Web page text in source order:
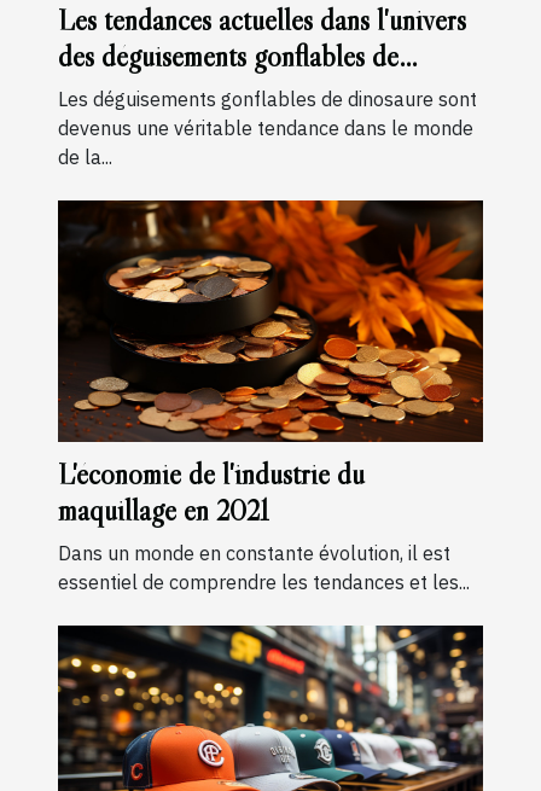
Les tendances actuelles dans l'univers
des déguisements gonflables de
dinosaure
Les déguisements gonflables de dinosaure sont
devenus une véritable tendance dans le monde
de la...
L'économie de l'industrie du
maquillage en 2021
Dans un monde en constante évolution, il est
essentiel de comprendre les tendances et les...